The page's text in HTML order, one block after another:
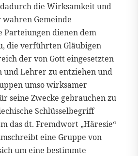
die Wirksamkeit und
wahren Gemeinde
Parteiungen dienen dem
die verführten Gläubigen
der von Gott eingesetzten
und Lehrer zu entziehen und
umso wirksamer
seine Zwecke gebrauchen zu
Schlüsselbegriff
das dt. Fremdwort „Häresie“
eine Gruppe von
um eine bestimmte